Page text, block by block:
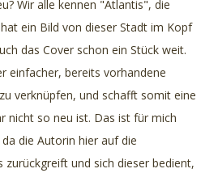
Wir alle kennen "Atlantis", die
ein Bild von dieser Stadt im Kopf
das Cover schon ein Stück weit.
einfacher, bereits vorhandene
verknüpfen, und schafft somit eine
nicht so neu ist. Das ist für mich
die Autorin hier auf die
zurückgreift und sich dieser bedient,